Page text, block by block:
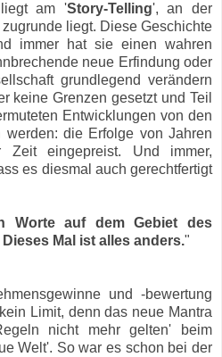
am 'Story-Telling', an der
liegt. Diese Geschichte
immer hat sie einen wahren
neue Erfindung oder
grundlegend verändern
keine Grenzen gesetzt und Teil
Entwicklungen von den
werden: die Erfolge von Jahren
Zeit eingepreist. Und immer,
es diesmal auch gerechtfertigt
Worte auf dem Gebiet des
Mal ist alles anders."
und -bewertung
Limit, denn das neue Mantra
nicht mehr gelten' beim
Welt'. So war es schon bei der